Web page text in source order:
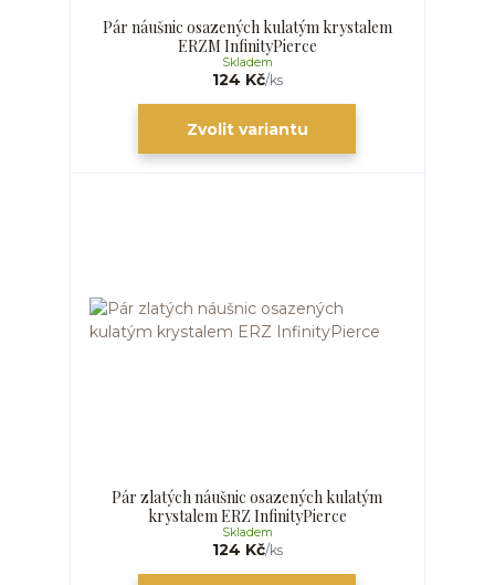
Pár náušnic osazených kulatým krystalem
ERZM InfinityPierce
124 Kč/ks
Skladem
Zvolit variantu
Pár zlatých náušnic osazených kulatým
krystalem ERZ InfinityPierce
124 Kč/ks
Skladem